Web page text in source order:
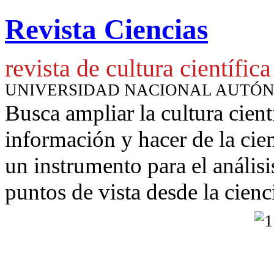
Revista Ciencias
revista de cultura científica
UNIVERSIDAD NACIONAL
Busca ampliar la cultura
información y hacer de la
un instrumento para el
puntos de vista desde la